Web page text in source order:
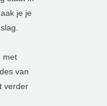
je je
met
van
verder